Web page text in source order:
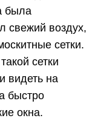
была
свежий воздух,
сетки.
сетки
видеть на
быстро
окна.